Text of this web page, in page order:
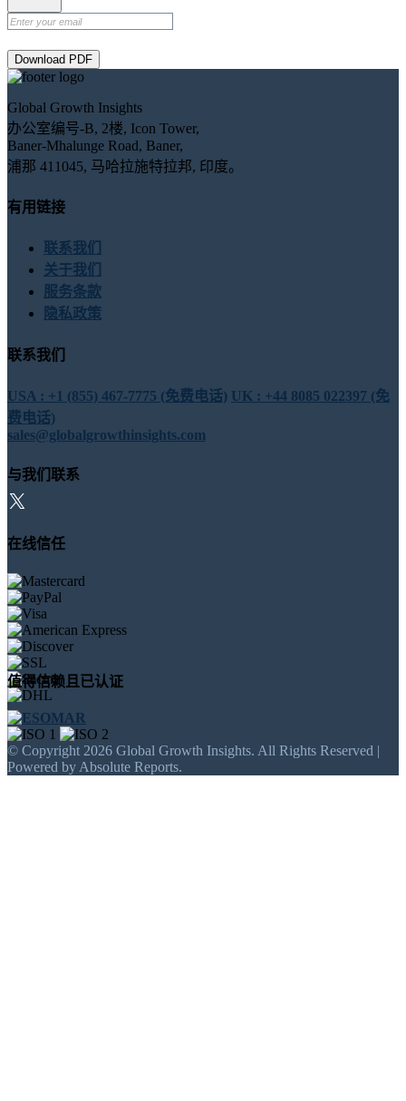
Download PDF
Global Growth Insights
办公室编号-B, 2楼, Icon Tower,
Baner-Mhalunge Road, Baner,
浦那 411045, 马哈拉施特拉邦, 印度。
有用链接
联系我们
关于我们
服务条款
隐私政策
联系我们
USA : +1 (855) 467-7775 (免费电话) UK : +44 8085 022397 (免
费电话)
sales@globalgrowthinsights.com
与我们联系
在线信任
值得信赖且已认证
© Copyright 2026 Global Growth Insights. All Rights Reserved |
Powered by Absolute Reports.